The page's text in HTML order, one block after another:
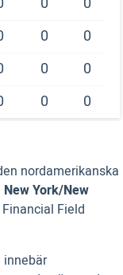
0
0
0
0
0
0
nordamerikanska
New York/New
Field
innebär